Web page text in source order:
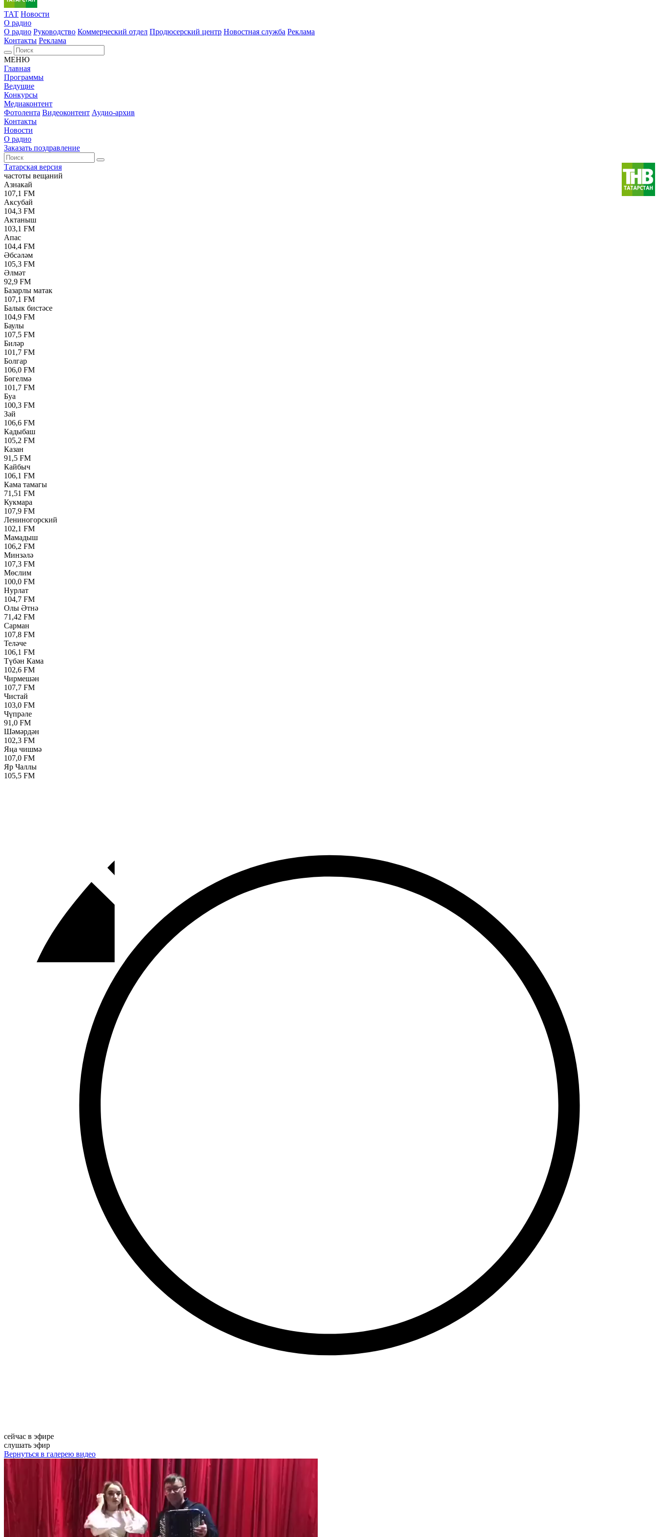
ТАТ Новости
О радио
О радио Руководство Коммерческий отдел Продюсерский центр Новостная служба Реклама
Контакты Реклама
МЕНЮ
Главная
Программы
Ведущие
Конкурсы
Медиаконтент
Фотолента Видеоконтент Аудио-архив
Контакты
Новости
О радио
Заказать поздравление
Татарская версия
частоты вещаний
Азнакай
107,1 FM
Аксубай
104,3 FM
Актаныш
103,1 FM
Апас
104,4 FM
Әбсәләм
105,3 FM
Әлмәт
92,9 FM
Базарлы матак
107,1 FM
Балык бистәсе
104,9 FM
Баулы
107,5 FM
Биләр
101,7 FM
Болгар
106,0 FM
Бөгелмә
101,7 FM
Буа
100,3 FM
Зәй
106,6 FM
Кадыбаш
105,2 FM
Казан
91,5 FM
Кайбыч
106,1 FM
Кама тамагы
71,51 FM
Кукмара
107,9 FM
Лениногорский
102,1 FM
Мамадыш
106,2 FM
Минзәлә
107,3 FM
Мөслим
100,0 FM
Нурлат
104,7 FM
Олы Әтнә
71,42 FM
Сарман
107,8 FM
Теләче
106,1 FM
Түбән Кама
102,6 FM
Чирмешән
107,7 FM
Чистай
103,0 FM
Чүпрәле
91,0 FM
Шәмәрдән
102,3 FM
Яңа чишмә
107,0 FM
Яр Чаллы
105,5 FM
сейчас в эфире
слушать эфир
Вернуться в галерею видео